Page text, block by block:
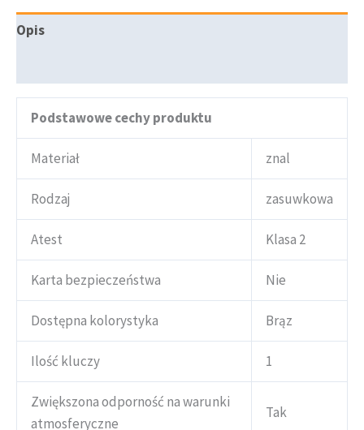
Opis
Podstawowe cechy produktu
Materiał znal
Rodzaj zasuwkowa
Atest Klasa 2
Karta bezpieczeństwa Nie
Dostępna kolorystyka Brąz
Ilość kluczy 1
Zwiększona odporność na warunki
atmosferyczne
Tak